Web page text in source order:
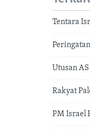
Tentara
Utusan
Rakyat
PM Israel